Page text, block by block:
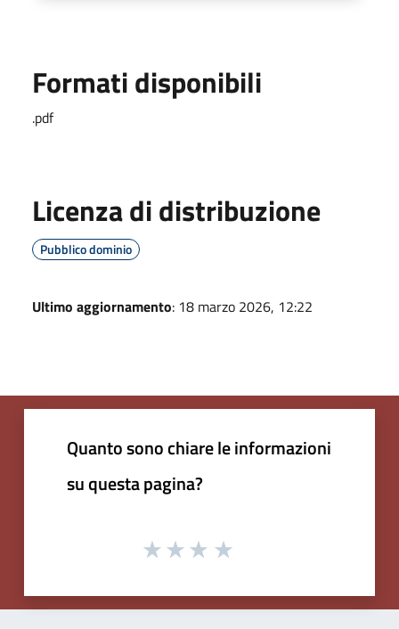
Formati disponibili
.pdf
Licenza di distribuzione
Pubblico dominio
Ultimo aggiornamento: 18 marzo 2026, 12:22
Quanto sono chiare le informazioni
su questa pagina?